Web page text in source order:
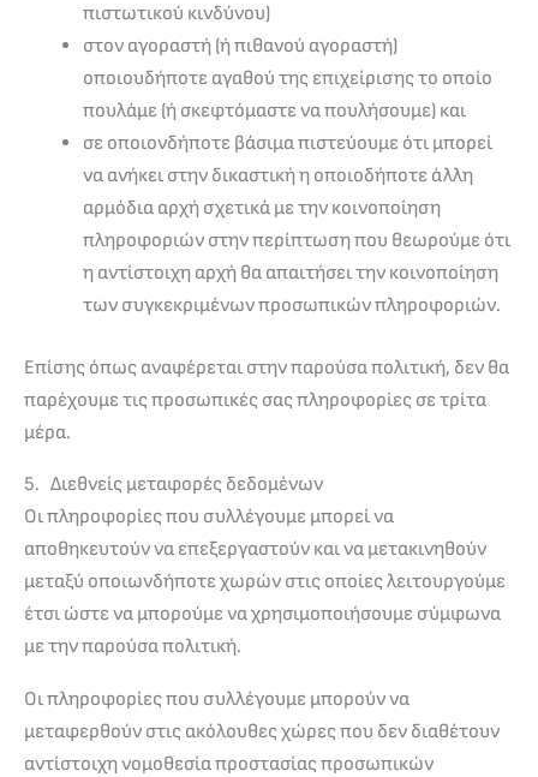
πιστωτικού κινδύνου)
στον αγοραστή (ή πιθανού αγοραστή)
οποιουδήποτε αγαθού της επιχείρισης το οποίο
πουλάμε (ή σκεφτόμαστε να πουλήσουμε) και
σε οποιονδήποτε βάσιμα πιστεύουμε ότι μπορεί
να ανήκει στην δικαστική η οποιοδήποτε άλλη
αρμόδια αρχή σχετικά με την κοινοποίηση
πληροφοριών στην περίπτωση που θεωρούμε ότι
η αντίστοιχη αρχή θα απαιτήσει την κοινοποίηση
των συγκεκριμένων προσωπικών πληροφοριών.
Επίσης όπως αναφέρεται στην παρούσα πολιτική, δεν θα
παρέχουμε τις προσωπικές σας πληροφορίες σε τρίτα
μέρα.
5. Διεθνείς μεταφορές δεδομένων
Οι πληροφορίες που συλλέγουμε μπορεί να
αποθηκευτούν να επεξεργαστούν και να μετακινηθούν
μεταξύ οποιωνδήποτε χωρών στις οποίες λειτουργούμε
έτσι ώστε να μπορούμε να χρησιμοποιήσουμε σύμφωνα
με την παρούσα πολιτική.
Οι πληροφορίες που συλλέγουμε μπορούν να
μεταφερθούν στις ακόλουθες χώρες που δεν διαθέτουν
αντίστοιχη νομοθεσία προστασίας προσωπικών